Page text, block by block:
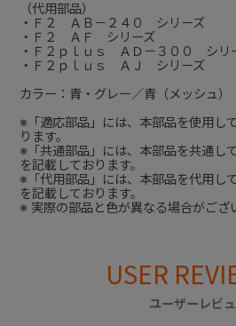
（代用部品）
・Ｆ２ ＡＢ－２４０ シリーズ
・Ｆ２ ＡＦ シリーズ
・Ｆ２ｐｌｕｓ ＡＤ－３００ シリ
・Ｆ２ｐｌｕｓ ＡＪ シリーズ
カラー：青・グレー／青（メッシュ）
※「適応部品」には、本部品を使用し
ります。
※「共通部品」には、本部品を共通し
を記載しております。
※「代用部品」には、本部品を代用し
を記載しております。
※ 実際の部品と色が異なる場合がござ
USER
ユーザーレビ